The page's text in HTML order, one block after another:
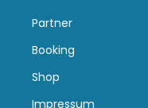
Partner
Booking
Shop
Impressum